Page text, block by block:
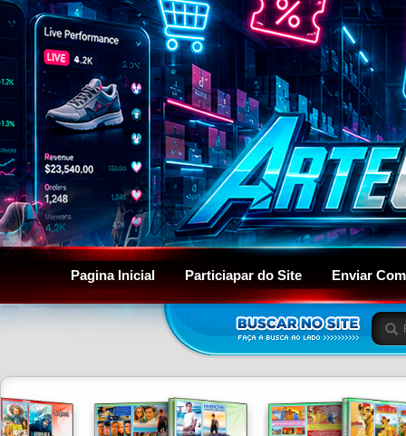
Pagina Inicial Particiapar do Site Enviar